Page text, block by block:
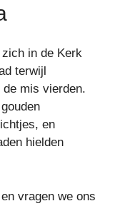
in de Kerk
terwijl
de mis vierden.
en
hielden
vragen we ons